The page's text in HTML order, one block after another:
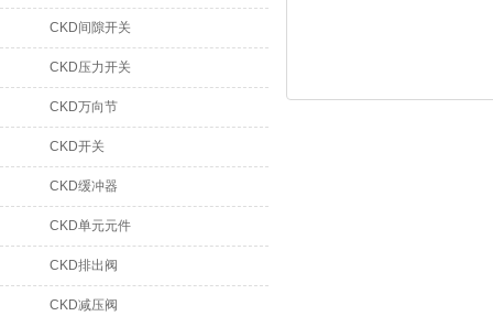
CKD间隙开关
CKD压力开关
CKD万向节
CKD开关
CKD缓冲器
CKD单元元件
CKD排出阀
CKD减压阀